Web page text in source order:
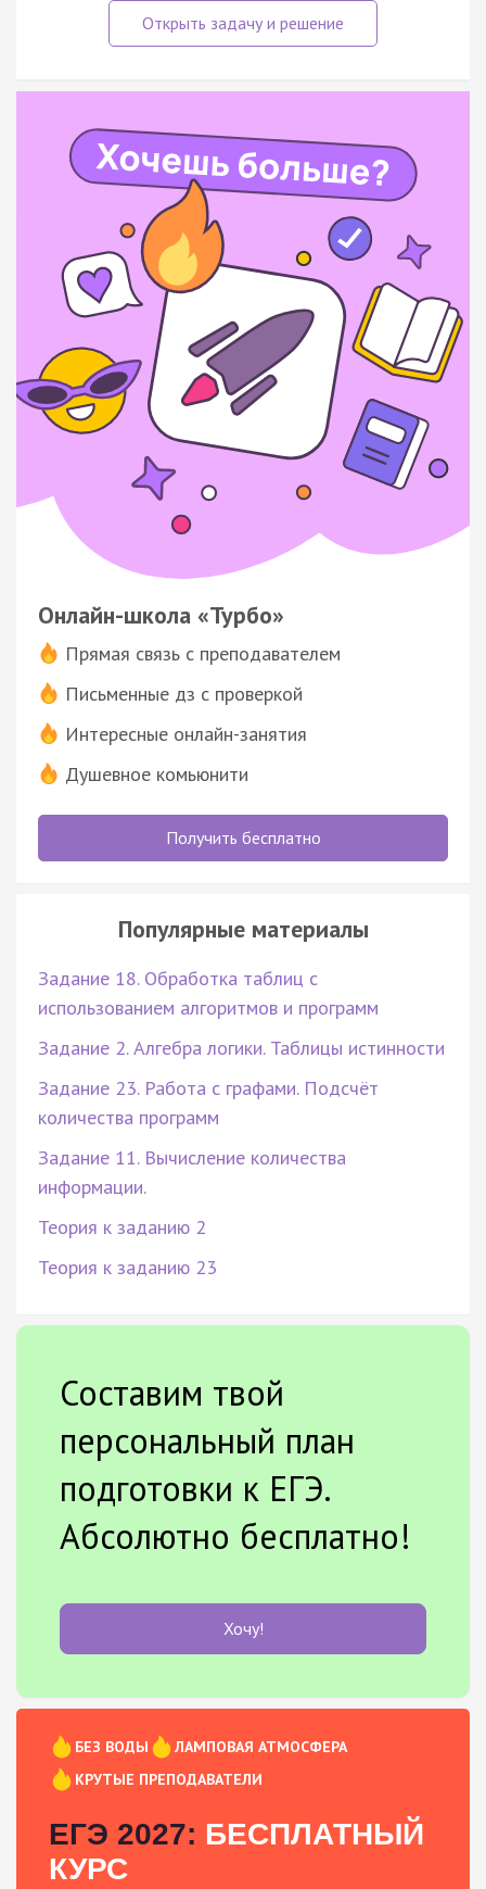
Онлайн-школа «Турбо»
Прямая связь с преподавателем
Письменные дз с проверкой
Интересные онлайн-занятия
Душевное комьюнити
Получить бесплатно
Популярные материалы
Задание 18. Обработка таблиц с
использованием алгоритмов и программ
Задание 2. Алгебра логики. Таблицы истинности
Задание 23. Работа с графами. Подсчёт
количества программ
Задание 11. Вычисление количества
информации.
Теория к заданию 2
Теория к заданию 23
Составим твой
персональный план
подготовки к ЕГЭ.
Абсолютно бесплатно!
Хочу!
БЕЗ ВОДЫ
ЛАМПОВАЯ АТМОСФЕРА
КРУТЫЕ ПРЕПОДАВАТЕЛИ
ЕГЭ 2027: БЕСПЛАТНЫЙ
КУРС